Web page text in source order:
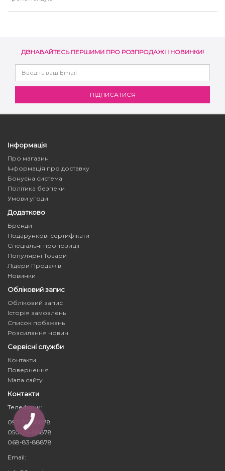
ДІЗНАВАЙТЕСЬ ПЕРШИМИ ПРО РОЗПРОДАЖІ І НОВИНКИ!
Інформація
Про магазин
Інформація про доставку
Бонусна система
Політика безпеки
Умови угоди
Додатково
Бренди
Подарункові сертифікати
Спеціальні пропозиції
Популярні Товари
Лідери Продажів
Новинки
Обліковий запис
Обліковий запис
Історія замовлень
Список побажань
Розсилання новин
Сервісні служби
Контакти
Повернення
Мапа сайту
Контакти
Телефони:
093-23-88878
050-24-88878
068-83-88878
Email: